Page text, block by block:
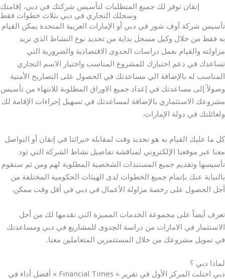
إتقان توفر لك جميع المتطلبات لتأسيس شركتك في دبي، إقامتك
وسجلك التجاري في دبي بثلاث خطوات فقط
تأسيس شركة أوف شور في دبي أو الإمارات العربية المتحدة يمكن القيام
به فقط من خلال وكيل مسجل بداية من تحديد نوع النشاط الذي تريد
مزاولته والقيام بعمل دراسات الجدوى الاقتصادية والضرورية التي
تساعدك في دعم اختيارك للمشروع المناسب واختيار الاسم التجاري
المناسب له بالإضافة الي مساعدتك في الحصول على التصاريح الأمنية
وصولاً إلى مساعدتك في إعداد جميع الاوراق المطلوبة للانتهاء من تأسيس
مشروعك الاستثماري بالإضافة لمساعدتك في تسهيل إجراءات الإقامة لك
ولعائلتك في دولة الإمارات.
كل ما عليك القيام به هو تحديد وقت لمقابلة خبرائنا في إتقان أو التواصل
معنا عبر موقعنا الإلكتروني لمناقشة تفاصيل نشاط الشركة التي تود
تأسيسها وتقديم جميع المستندات الشخصية المطلوبة لهم ومن ثم سنقوم
بالنيابة عنك بإتمام جميع الخطوات لدى الهيئات الحكومية المختلفة من
أجل الحصول على رخصة مزاولة الأعمال في دبي في أقل وقت ممكن.
تعرف أيضاً على مجموعة الخدمات المميزة التي نقدمها لك من أجل
الاستثمار في الامارات من دراسة الجدوى للمشاريع في دبي ومساعدتك
في تمويل مشروعك من خلال المستثمرين المتعاملين معنا.
لماذا دبي ؟
دبي احتلت المركز الأول في تقرير « Financial Times » أفضل أداء في